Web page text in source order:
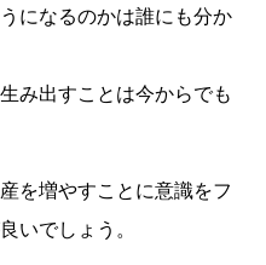
になるのかは誰にも分か
み出すことは今からでも
を増やすことに意識をフ
いでしょう。